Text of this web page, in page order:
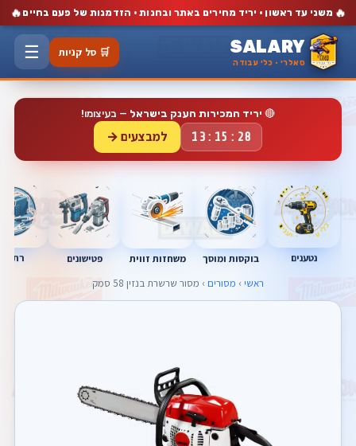
🔥 משני עד ראשון · יריד מחירים באתר ובחנות · הזדמנות של פעם בחיים 🔥
SALARY
סאלרי · כלי עבודה
🛒 סל קניות ☰
🔴 יריד המכירות הענק בישראל — בעיצומו!
13:15:27 למבצעים →
נטענים בוקסות ומוסך משחזות זווית פטישונים
ראשי › מסורים › מסור שרשרת בנזין 58 סמק